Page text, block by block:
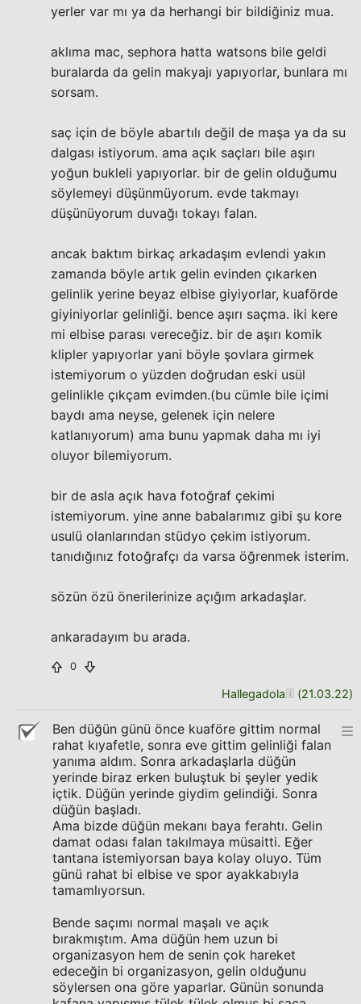
yerler var mı ya da herhangi bir bildiğiniz mua.
aklıma mac, sephora hatta watsons bile geldi
buralarda da gelin makyajı yapıyorlar, bunlara mı
sorsam.
saç için de böyle abartılı değil de maşa ya da su
dalgası istiyorum. ama açık saçları bile aşırı
yoğun bukleli yapıyorlar. bir de gelin olduğumu
söylemeyi düşünmüyorum. evde takmayı
düşünüyorum duvağı tokayı falan.
ancak baktım birkaç arkadaşım evlendi yakın
zamanda böyle artık gelin evinden çıkarken
gelinlik yerine beyaz elbise giyiyorlar, kuaförde
giyiniyorlar gelinliği. bence aşırı saçma. iki kere
mi elbise parası vereceğiz. bir de aşırı komik
klipler yapıyorlar yani böyle şovlara girmek
istemiyorum o yüzden doğrudan eski usül
gelinlikle çıkçam evimden.(bu cümle bile içimi
baydı ama neyse, gelenek için nelere
katlanıyorum) ama bunu yapmak daha mı iyi
oluyor bilemiyorum.
bir de asla açık hava fotoğraf çekimi
istemiyorum. yine anne babalarımız gibi şu kore
usulü olanlarından stüdyo çekim istiyorum.
tanıdığınız fotoğrafçı da varsa öğrenmek isterim.
sözün özü önerilerinize açığım arkadaşlar.
ankaradayım bu arada.
0
Hallegadola (21.03.22)
Ben düğün günü önce kuaföre gittim normal
rahat kıyafetle, sonra eve gittim gelinliği falan
yanıma aldım. Sonra arkadaşlarla düğün
yerinde biraz erken buluştuk bi şeyler yedik
içtik. Düğün yerinde giydim gelindiği. Sonra
düğün başladı.
Ama bizde düğün mekanı baya ferahtı. Gelin
damat odası falan takılmaya müsaitti. Eğer
tantana istemiyorsan baya kolay oluyo. Tüm
günü rahat bi elbise ve spor ayakkabıyla
tamamlıyorsun.
Bende saçımı normal maşalı ve açık
bırakmıştım. Ama düğün hem uzun bi
organizasyon hem de senin çok hareket
edeceğin bi organizasyon, gelin olduğunu
söylersen ona göre yaparlar. Günün sonunda